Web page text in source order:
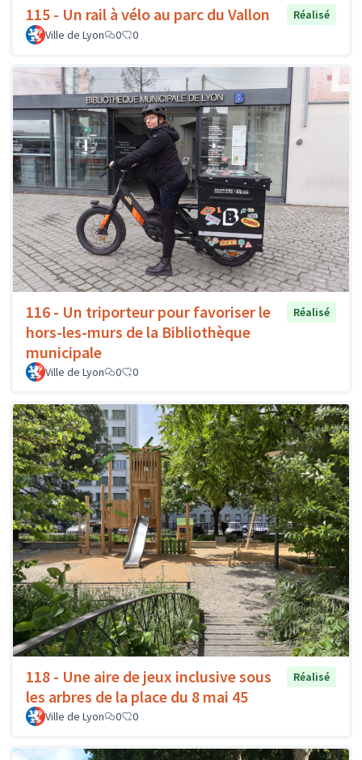
115 - Un rail à vélo au parc du Vallon
Réalisé
Ville de Lyon
0 0
116 - Un triporteur pour favoriser le
hors-les-murs de la Bibliothèque
municipale
Réalisé
Ville de Lyon 0 0
118 - Une aire de jeux inclusive sous
les arbres de la place du 8 mai 45
Réalisé
Ville de Lyon 0 0